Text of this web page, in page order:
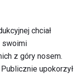
chciał
swoimi
z góry nosem.
upokorzył